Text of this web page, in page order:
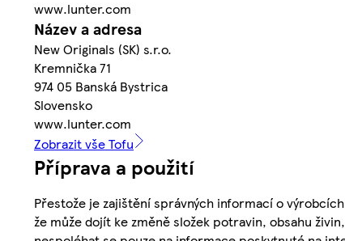
www.lunter.com
Název a adresa
New Originals (SK) s.r.o.
Kremnička 71
974 05 Banská Bystrica
Slovensko
www.lunter.com
Zobrazit vše Tofu
Příprava a použití
Přestože je zajištění správných informací o
že může dojít ke změně složek potravin, obsahu